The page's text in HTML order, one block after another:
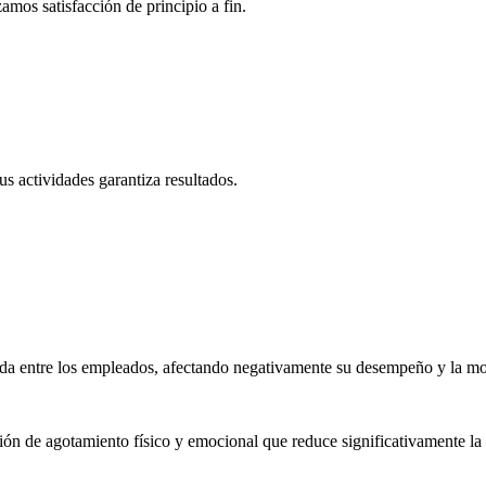
satisfacción de principio a fin.
actividades garantiza resultados.
entre los empleados, afectando negativamente su desempeño y la
de agotamiento físico y emocional que reduce significativamente